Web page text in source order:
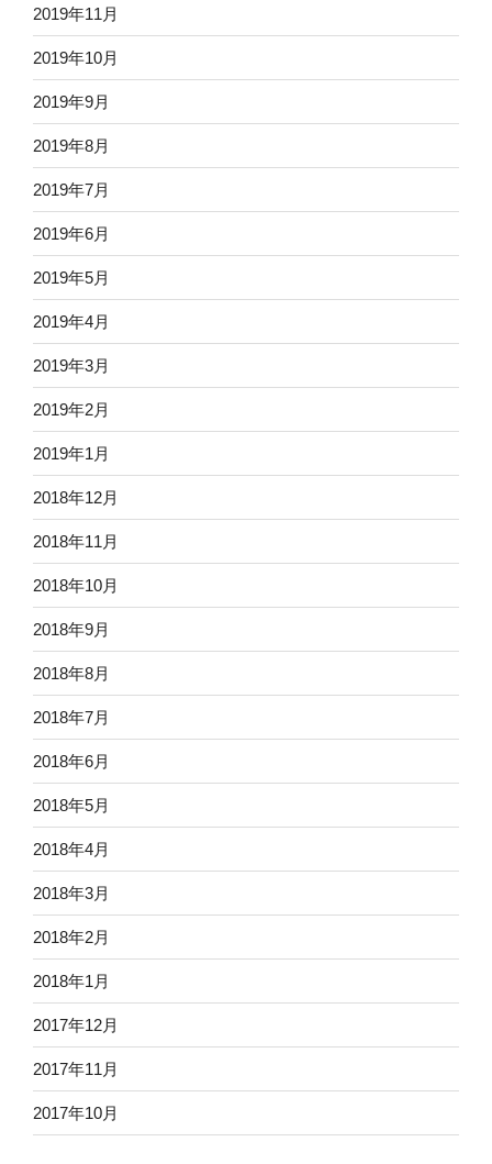
2019年11月
2019年10月
2019年9月
2019年8月
2019年7月
2019年6月
2019年5月
2019年4月
2019年3月
2019年2月
2019年1月
2018年12月
2018年11月
2018年10月
2018年9月
2018年8月
2018年7月
2018年6月
2018年5月
2018年4月
2018年3月
2018年2月
2018年1月
2017年12月
2017年11月
2017年10月